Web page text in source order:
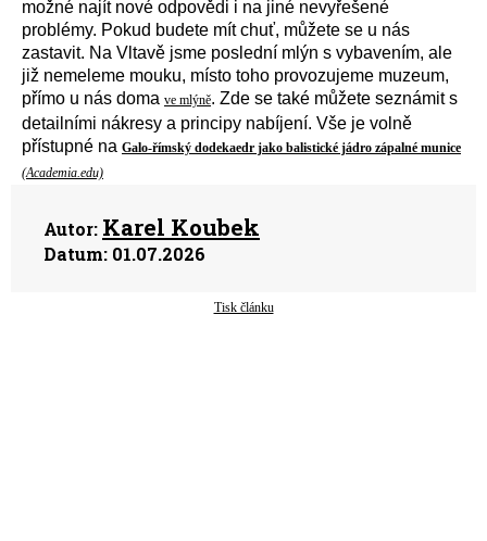
možné najít nové odpovědi i na jiné nevyřešené
problémy. Pokud budete mít chuť, můžete se u nás
zastavit. Na Vltavě jsme poslední mlýn s vybavením, ale
již nemeleme mouku, místo toho provozujeme muzeum,
přímo u nás doma ve mlýně. Zde se také můžete seznámit s
detailními nákresy a principy nabíjení. Vše je volně
přístupné na Galo-římský dodekaedr jako balistické jádro zápalné munice
(Academia.edu)
Autor: Karel Koubek
Datum: 01.07.2026
Tisk článku